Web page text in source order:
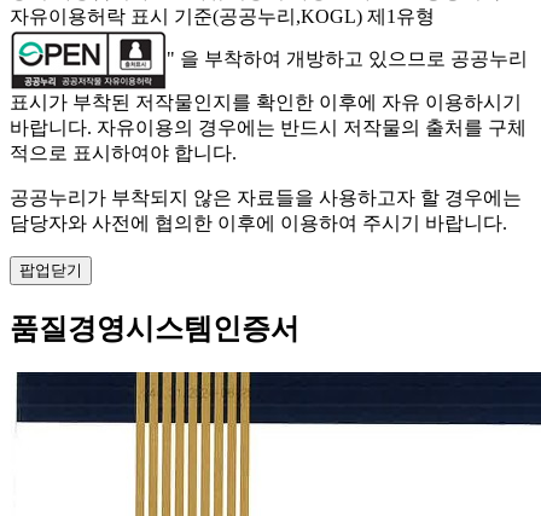
자유이용허락 표시 기준(공공누리,KOGL) 제1유형
" 을 부착하여 개방하고 있으므로 공공누리
표시가 부착된 저작물인지를 확인한 이후에 자유 이용하시기
바랍니다. 자유이용의 경우에는 반드시 저작물의 출처를 구체
적으로 표시하여야 합니다.
공공누리가 부착되지 않은 자료들을 사용하고자 할 경우에는
담당자와 사전에 협의한 이후에 이용하여 주시기 바랍니다.
팝업닫기
품질경영시스템인증서